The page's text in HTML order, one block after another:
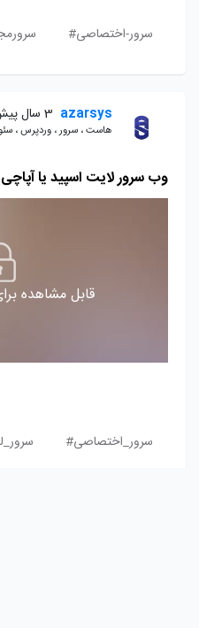
سرور-اختصاصی#
azarsys 3 سال پیش
هاست ، سرور ، وردپرس ،
وب سرور لایت اسپید یا
قابل مشاهده
سرور_اختصاصی#